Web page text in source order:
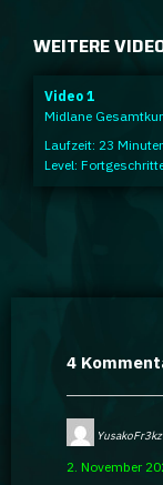
WEITERE
Video 1
Midlane
Laufzeit: 23
Level:
4
YusakoFr3kz
2. November